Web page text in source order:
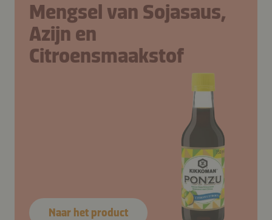
Mengsel van Sojasaus,
Azijn en
Citroensmaakstof
Naar het product